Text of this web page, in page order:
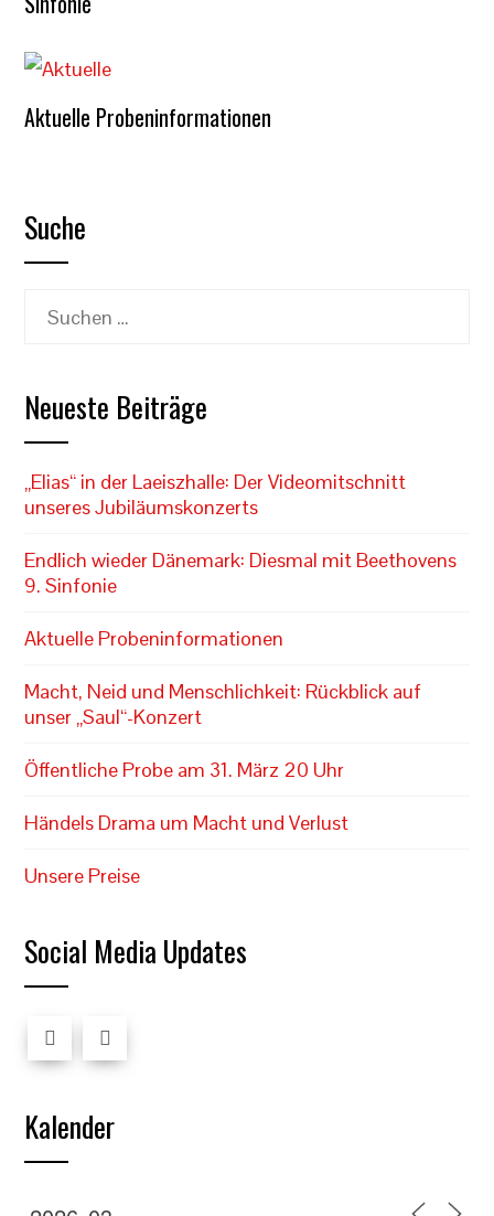
Aktuelle Probeninformationen
Suche
Suchen
Neueste Beiträge
„Elias“ in der Laeiszhalle: Der Videomitschnitt
unseres Jubiläumskonzerts
Endlich wieder Dänemark: Diesmal mit Beethovens
9. Sinfonie
Aktuelle Probeninformationen
Macht, Neid und Menschlichkeit: Rückblick auf
unser „Saul“-Konzert
Öffentliche Probe am 31. März 20 Uhr
Händels Drama um Macht und Verlust
Unsere Preise
Social Media Updates
Kalender